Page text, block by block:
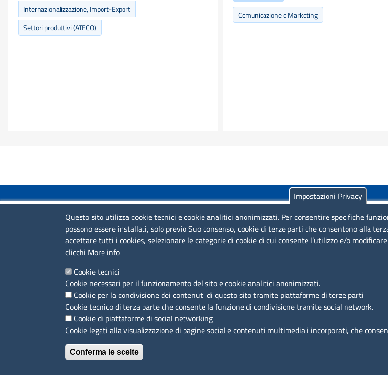
Internazionalizzazione, Import-Export
Settori produttivi (ATECO)
Comunicazione e Marketing
COLLEGAMENTI VELOCI
Colloqui di primo orientamento
Colloqui specialistici
Sportelli territoriali
Piazza Sallustio, 21 - 00187 Roma
C.F.: 01484460587
P.Iva: 01000211001
MENÙ PRIVACYPrivacy e cookie policy Accesso riservato
Impostazioni Privacy
Questo sito utilizza cookie tecnici e cookie analitici anonimizzati. Per consentire specifiche
possono essere installati, solo previo Suo consenso, cookie di terze parti che consentono alla
accettare tutti i cookies, selezionare le categorie di cookie di cui consente l’utilizzo e/o
clicchi More info
Cookie tecnici
Cookie necessari per il funzionamento del sito e cookie analitici anonimizzati.
Cookie per la condivisione dei contenuti di questo sito tramite piattaforme di terze parti
Cookie tecnico di terza parte che consente la funzione di condivisione tramite social network.
Cookie di piattaforme di social networking
Cookie legati alla visualizzazione di pagine social e contenuti multimediali incorporati, che
Conferma le scelte